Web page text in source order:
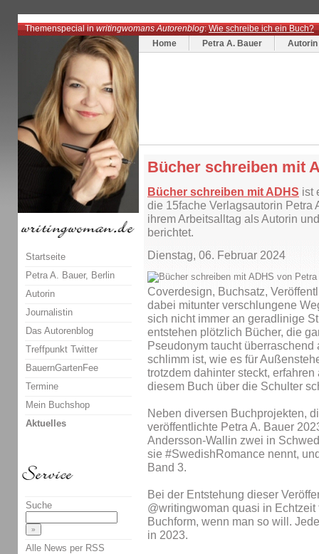
Themenspecial inwritingwomans Autorenblog:Wie schreibe ich ein Buch?
Home
Petra A. Bauer Autorin
Bücher schreiben mit
Bücher schreiben mit ADHS ist
die 15fache Verlagsautorin Petra
ihrem Arbeitsalltag als Autorin
berichtet.
Dienstag, 06. Februar 2024
Coverdesign, Buchsatz,
dabei mitunter verschlungene
sich nicht immer an geradlinige
entstehen plötzlich Bücher, die
Pseudonym taucht
schlimm ist, wie es für
trotzdem dahinter steckt,
diesem Buch über die Schulter
Neben diversen Buchprojekten,
veröffentlichte Petra A. Bauer
Andersson-Wallin zwei in
sie #SwedishRomance nennt,
Band 3.
Bei der Entstehung dieser
@writingwoman quasi in
Buchform, wenn man so will.
in 2023.
Startseite
Petra A. Bauer, Berlin
Autorin
Journalistin
Das Autorenblog
Treffpunkt Twitter
BauernGartenFee
Termine
Mein Buchshop
Aktuelles
Suche
Alle News per RSS